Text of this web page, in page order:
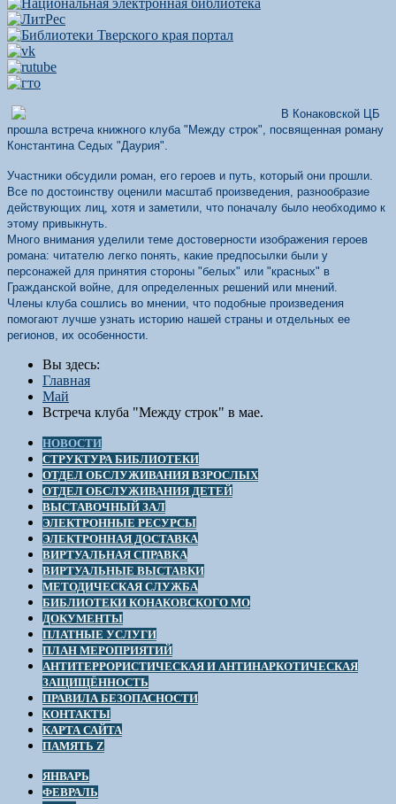
В Конаковской ЦБ
прошла встреча книжного клуба "Между строк", посвященная роману
Константина Седых "Даурия".
Участники обсудили роман, его героев и путь, который они прошли.
Все по достоинству оценили масштаб произведения, разнообразие
действующих лиц, хотя и заметили, что поначалу было необходимо к
этому привыкнуть.
Много внимания уделили теме достоверности изображения героев
романа: читателю легко понять, какие предпосылки были у
персонажей для принятия стороны "белых" или "красных" в
Гражданской войне, для определенных решений или мнений.
Члены клуба сошлись во мнении, что подобные произведения
помогают лучше узнать историю нашей страны и отдельных ее
регионов, их особенности.
Вы здесь:
Главная
Май
Встреча клуба "Между строк" в мае.
НОВОСТИ
СТРУКТУРА БИБЛИОТЕКИ
ОТДЕЛ ОБСЛУЖИВАНИЯ ВЗРОСЛЫХ
ОТДЕЛ ОБСЛУЖИВАНИЯ ДЕТЕЙ
ВЫСТАВОЧНЫЙ ЗАЛ
ЭЛЕКТРОННЫЕ РЕСУРСЫ
ЭЛЕКТРОННАЯ ДОСТАВКА
ВИРТУАЛЬНАЯ СПРАВКА
ВИРТУАЛЬНЫЕ ВЫСТАВКИ
МЕТОДИЧЕСКАЯ СЛУЖБА
БИБЛИОТЕКИ КОНАКОВСКОГО МО
ДОКУМЕНТЫ
ПЛАТНЫЕ УСЛУГИ
ПЛАН МЕРОПРИЯТИЙ
АНТИТЕРРОРИСТИЧЕСКАЯ И АНТИНАРКОТИЧЕСКАЯ
ЗАЩИЩЁННОСТЬ
ПРАВИЛА БЕЗОПАСНОСТИ
КОНТАКТЫ
КАРТА САЙТА
ПАМЯТЬ Z
ЯНВАРЬ
ФЕВРАЛЬ